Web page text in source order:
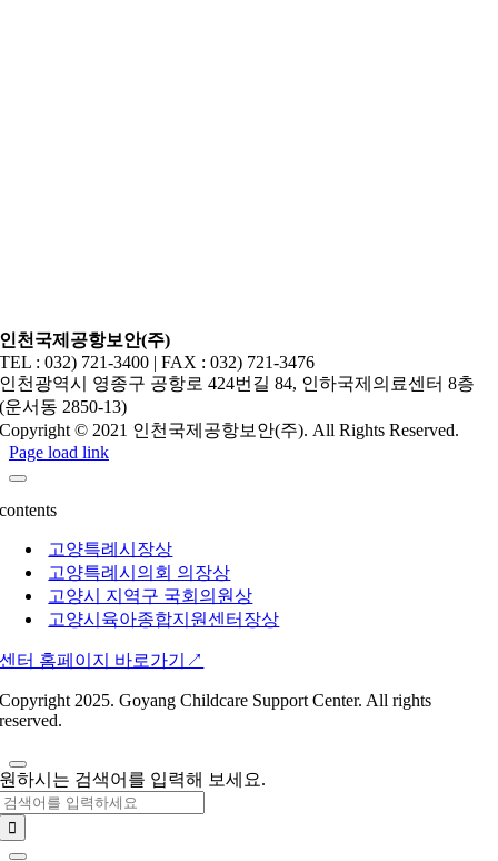
인천국제공항보안(주)
TEL : 032) 721-3400 | FAX : 032) 721-3476
인천광역시 영종구 공항로 424번길 84, 인하국제의료센터 8층
(운서동 2850-13)
Copyright © 2021 인천국제공항보안(주). All Rights Reserved.
Page load link
contents
고양특례시장상
고양특례시의회 의장상
고양시 지역구 국회의원상
고양시육아종합지원센터장상
센터 홈페이지 바로가기↗︎
Copyright 2025. Goyang Childcare Support Center. All rights
reserved.
원하시는 검색어를 입력해 보세요.